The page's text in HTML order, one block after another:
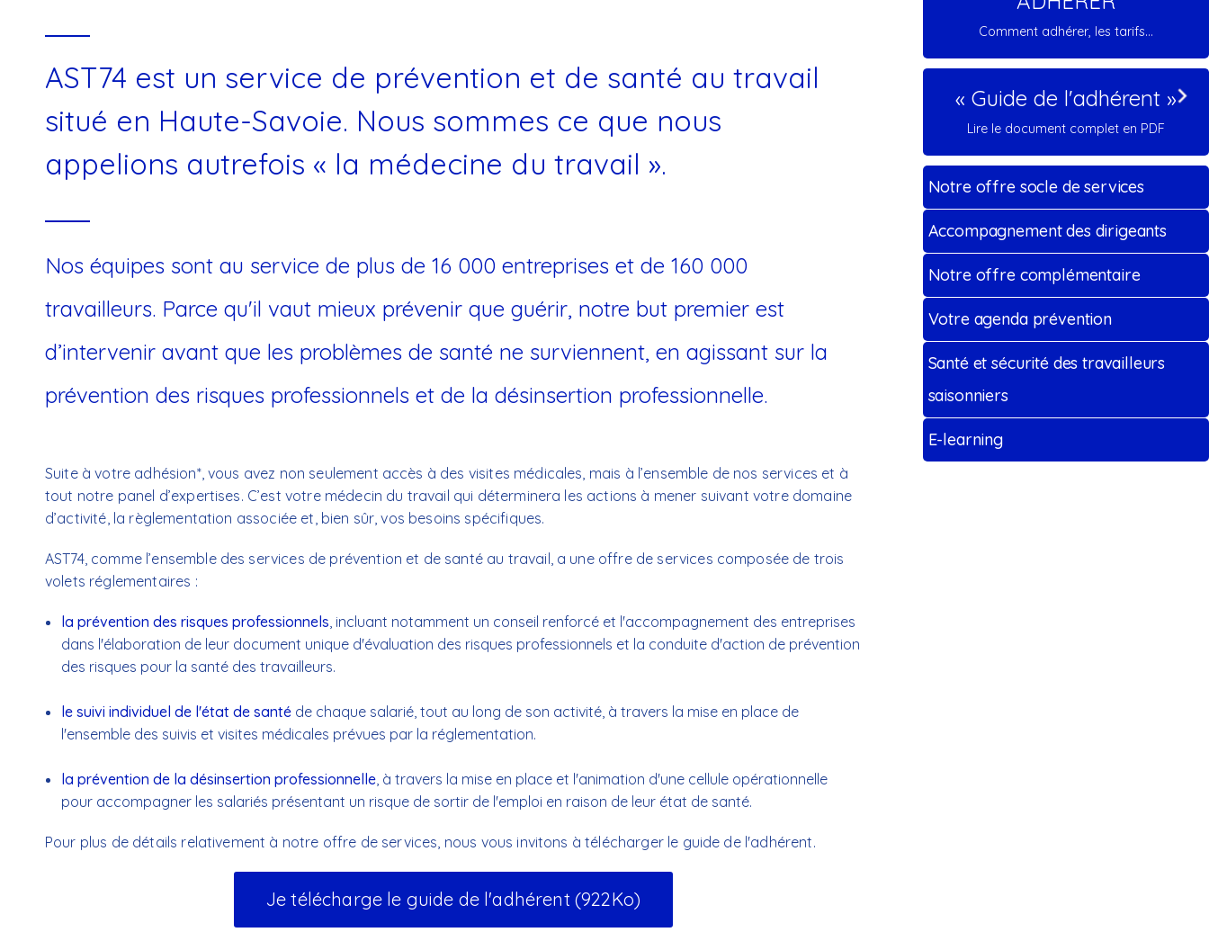
AST74 est un service de prévention et de santé au travail
situé en Haute-Savoie. Nous sommes ce que nous
appelions autrefois « la médecine du travail ».
Nos équipes sont au service de plus de 16 000 entreprises et de 160 000
travailleurs. Parce qu'il vaut mieux prévenir que guérir, notre but premier est
d’intervenir avant que les problèmes de santé ne surviennent, en agissant sur la
prévention des risques professionnels et de la désinsertion professionnelle.
Suite à votre adhésion*, vous avez non seulement accès à des visites médicales, mais à l’ensemble de nos services et à
tout notre panel d’expertises. C’est votre médecin du travail qui déterminera les actions à mener suivant votre domaine
d’activité, la règlementation associée et, bien sûr, vos besoins spécifiques.
AST74, comme l’ensemble des services de prévention et de santé au travail, a une offre de services composée de trois
volets réglementaires :
la prévention des risques professionnels, incluant notamment un conseil renforcé et l'accompagnement des entreprises
dans l'élaboration de leur document unique d'évaluation des risques professionnels et la conduite d'action de prévention
des risques pour la santé des travailleurs.
le suivi individuel de l'état de santéde chaque salarié, tout au long de son activité, à travers la mise en place de
l'ensemble des suivis et visites médicales prévues par la réglementation.
la prévention de la désinsertion professionnelle, à travers la mise en place et l'animation d'une cellule opérationnelle
pour accompagner les salariés présentant un risque de sortir de l'emploi en raison de leur état de santé.
Pour plus de détails relativement à notre offre de services, nous vous invitons à télécharger le guide de l'adhérent.
Je télécharge le guide de l'adhérent (922Ko)
Comment adhérer, les tarifs...
« Guide de l'adhérent »
Lire le document complet en PDF
Notre offre socle de services
Accompagnement des dirigeants
Notre offre complémentaire
Votre agenda prévention
Santé et sécurité des travailleurs
saisonniers
E-learning